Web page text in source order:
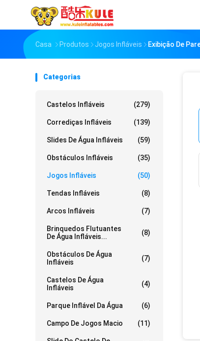
Casa Produtos Jogos Infláveis Exibição De
Categorias
Castelos Infláveis (279)
Corrediças Infláveis (139)
Slides De Água Infláveis (59)
Obstáculos Infláveis (35)
Jogos Infláveis (50)
Tendas Infláveis (8)
Arcos Infláveis (7)
Brinquedos Flutuantes
De Água Infláveis...
(8)
Obstáculos De Água
Infláveis
(7)
Castelos De Água
Infláveis
(4)
Parque Inflável Da Água (6)
Campo De Jogos Macio (11)